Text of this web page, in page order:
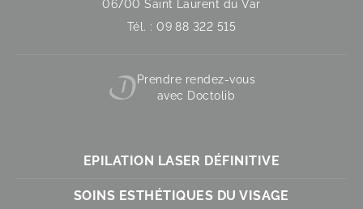
06700 Saint Laurent du Var
Tél. : 09 88 322 515
Prendre rendez-vous
avec Doctolib
EPILATION LASER DÉFINITIVE
SOINS ESTHÉTIQUES DU VISAGE